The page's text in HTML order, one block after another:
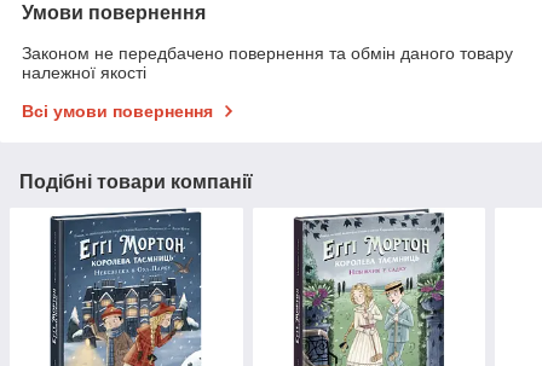
Умови повернення
Законом не передбачено повернення та обмін даного товару
належної якості
Всі умови повернення
Подібні товари компанії